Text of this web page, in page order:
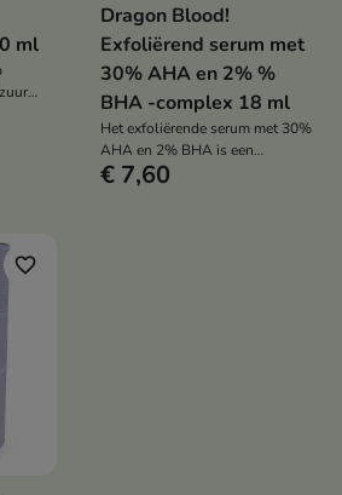
ml
Dragon Blood!
Exfoliërend serum met
30% AHA en 2% %
BHA -complex 18 ml
Het exfoliërende serum met 30%
AHA en 2% BHA is een
intensieve nachtbehandeling die
€ 7,60
favorite_border